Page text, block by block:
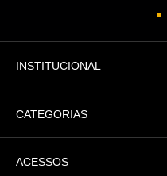
INSTITUCIONAL
CATEGORIAS
ACESSOS